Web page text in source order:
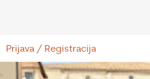
Prijava / Registracija